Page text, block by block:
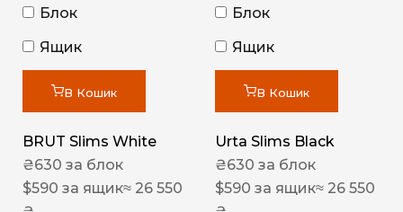
Блок
Ящик
В Кошик
BRUT Slims White
₴630 за блок
$590 за ящик≈ 26 550
Блок
Ящик
В Кошик
Urta Slims Black
₴630 за блок
$590 за ящик≈ 26 550